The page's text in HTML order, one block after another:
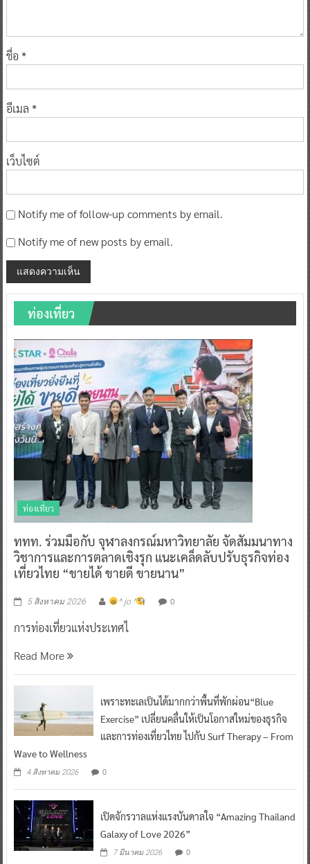
ชื่อ *
อีเมล *
เว็บไซต์
Notify me of follow-up comments by email.
Notify me of new posts by email.
ท่องเที่ยว
ท่องเที่ยว
ททท. ร่วมมือกับ จุฬาลงกรณ์มหาวิทยาลัย จัดสัมมนาทาง
วิชาการและการตลาดเชิงรุก แนะเคล็ดลับปรับธุรกิจท่อง
เที่ยวไทย “ขายได้ ขายดี ขายนาน”
5 สิงหาคม 2026 ^ jo ^ 0
การท่องเที่ยวแห่งประเทศไ
Read More
เพราะทะเลเป็นได้มากกว่าพื้นที่พักผ่อน“Blue
Exercise” เปลี่ยนคลื่นให้เป็นโอกาสใหม่ของธุรกิจ
และการท่องเที่ยวไทย ไปกับ Surf Therapy – From
Wave to Wellness
4 สิงหาคม 2026 0
เปิดจักรวาลแห่งแรงบันดาลใจ “Amazing Thailand
Galaxy of Love 2026”
7 มีนาคม 2026 0